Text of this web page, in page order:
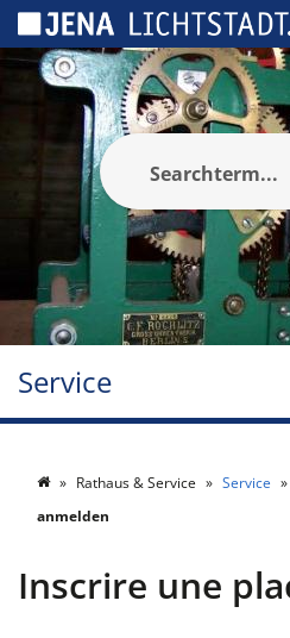
Service
Rathaus & Service Service
anmelden
Inscrire une
Panneau de gestion des cookies